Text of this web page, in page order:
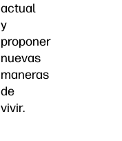
actual
y
proponer
nuevas
maneras
de
vivir.